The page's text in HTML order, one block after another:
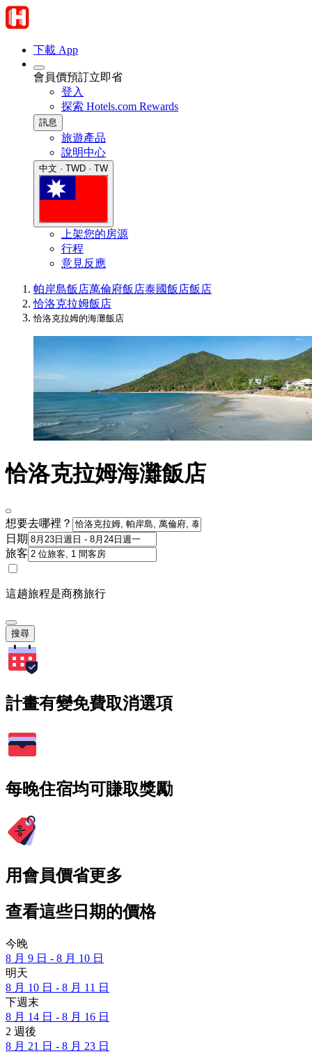
下載 App
會員價預訂立即省
登入
探索 Hotels.com Rewards
訊息
旅遊產品
說明中心
中文 · TWD · TW
上架您的房源
行程
意見反應
帕岸島飯店萬倫府飯店泰國飯店飯店
恰洛克拉姆飯店
恰洛克拉姆的海灘飯店
恰洛克拉姆海灘飯店
想要去哪裡？
日期
旅客
這趟旅程是商務旅行
搜尋
計畫有變免費取消選項
每晚住宿均可賺取獎勵
用會員價省更多
查看這些日期的價格
今晚
8 月 9 日 - 8 月 10 日
明天
8 月 10 日 - 8 月 11 日
下週末
8 月 14 日 - 8 月 16 日
2 週後
8 月 21 日 - 8 月 23 日